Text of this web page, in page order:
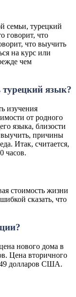
семьи, турецкий
говорит, что
что выучить
на курс или
чем
язык?
изучения
от родного
языка, близости
выучить, причины
Итак, считается,
часов.
стоимость жизни
сказать, что
нового дома в
Цена вторичного
долларов США.